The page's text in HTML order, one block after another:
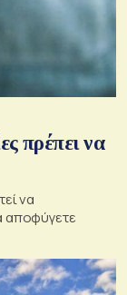
πρέπει να
να
αποφύγετε